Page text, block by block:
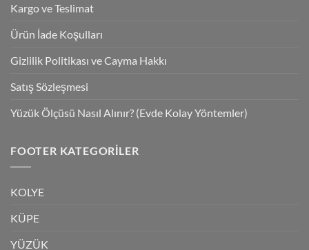
Kargo ve Teslimat
Ürün İade Koşulları
Gizlilik Politikası ve Cayma Hakkı
Satış Sözleşmesi
Yüzük Ölçüsü Nasıl Alınır? (Evde Kolay Yöntemler)
FOOTER KATEGORILER
KOLYE
KÜPE
YÜZÜK